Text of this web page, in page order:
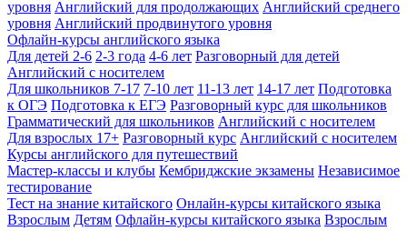
уровня Английский для продолжающих Английский среднего
уровня Английский продвинутого уровня
Офлайн-курсы английского языка
Для детей 2-6 2-3 года 4-6 лет Разговорный для детей
Английский с носителем
Для школьников 7-17 7-10 лет 11-13 лет 14-17 лет Подготовка
к ОГЭ Подготовка к ЕГЭ Разговорный курс для школьников
Грамматический для школьников Английский с носителем
Для взрослых 17+ Разговорный курс Английский с носителем
Курсы английского для путешествий
Мастер-классы и клубы Кембриджские экзамены Независимое
тестирование
Тест на знание китайского Онлайн-курсы китайского языка
Взрослым Детям Офлайн-курсы китайского языка Взрослым